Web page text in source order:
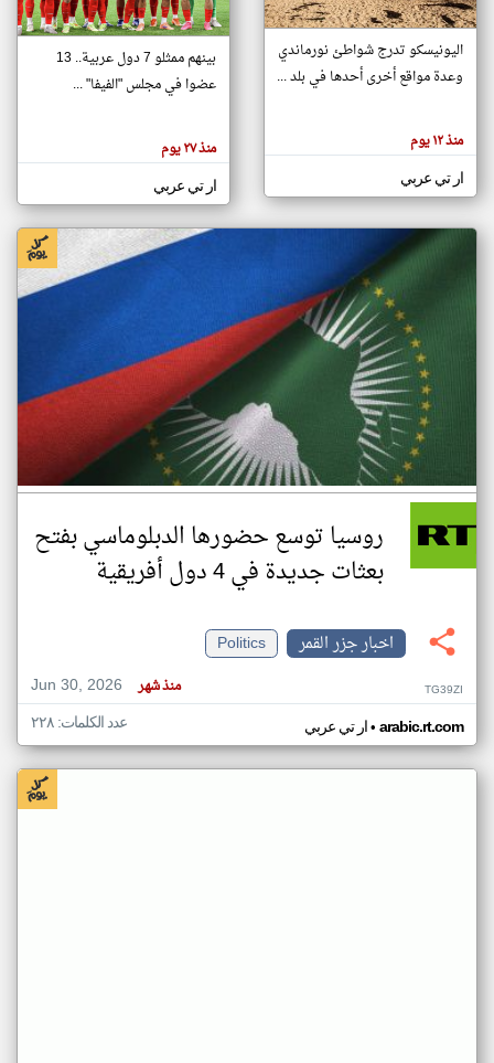
تغيير الدولة
اخبار جزر القمر على مدار الساعة
أهم اخبار جزر القمر العاجلة والمباشرة
هنا عن
وجهة
كاتبيها.
اليونيسكو تدرج شواطئ نورماندي
وعدة مواقع أخرى أحدها في بلد ...
منذ ١٢ يوم
ار تي عربي
بينهم ممثلو 7 دول عربية.. 13
عضوا في مجلس "الفيفا" ...
منذ ٢٧ يوم
ار تي عربي
روسيا توسع حضورها الدبلوماسي بفتح
بعثات جديدة في 4 دول أفريقية
اخبار جزر القمر
Politics
Jun 30, 2026
منذ شهر TG39ZI
ار تي عربي• arabic.rt.com عدد الكلمات: ٢٢٨
klyoum.com